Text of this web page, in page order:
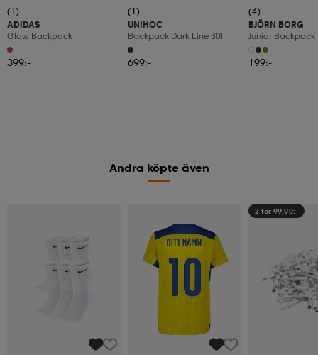
(1)
ADIDAS
Glow Backpack
399:-
(1)
UNIHOC
Backpack Dark Line 30l
699:-
(4)
BJÖRN BORG
Junior Backpack
199:-
Andra köpte även
2 för 99,90:-